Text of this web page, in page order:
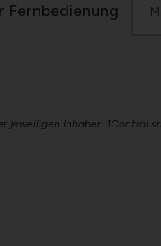
Fernbedienung
Inhaber. 1Control